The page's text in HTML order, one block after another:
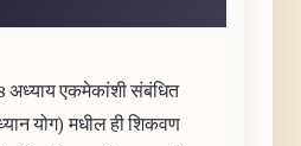
अध्याय एकमेकांशी संबंधित
योग) मधील ही शिकवण